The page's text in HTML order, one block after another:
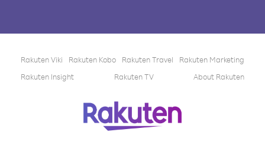
Rakuten Viki Rakuten Kobo Rakuten Travel
Rakuten Marketing
Rakuten Insight
Rakuten TV About Rakuten